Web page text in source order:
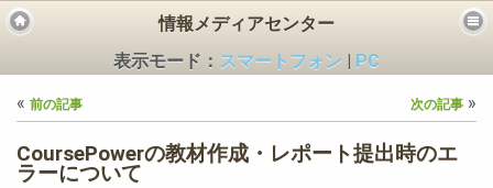
情報メディアセンター
表示モード： スマートフォン
PC
« 前の記事 次の記事 »
CoursePowerの教材作成・レポート提出時のエ
ラーについて